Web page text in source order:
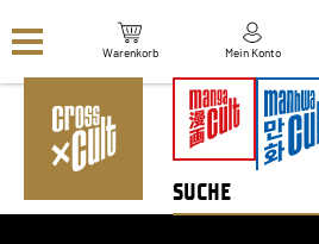
Warenkorb Mein Konto